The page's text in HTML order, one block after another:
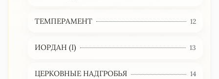
ТЕМПЕРАМЕНТ 12
ИОРДАН (I) 13
ЦЕРКОВНЫЕ НАДГРОБЬЯ 14